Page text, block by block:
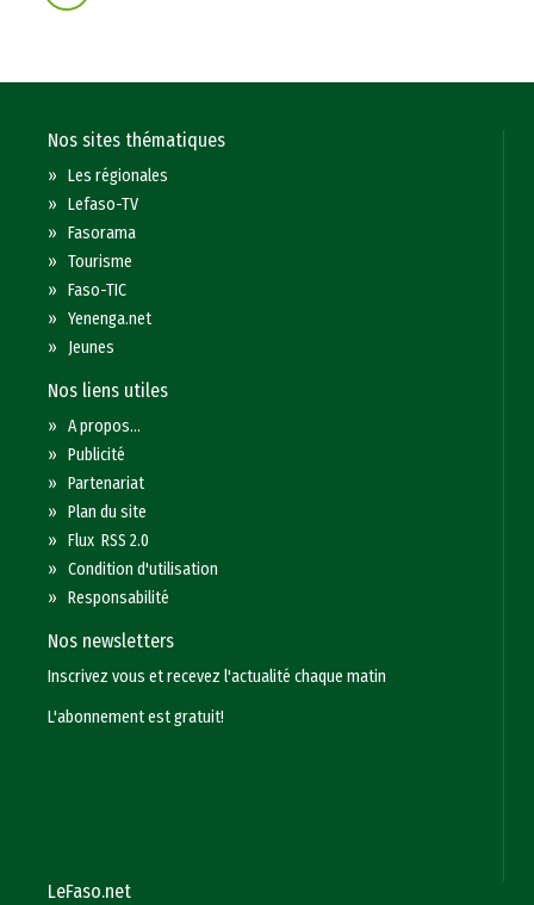
Nos sites thématiques
»Les régionales
»Lefaso-TV
»Fasorama
»Tourisme
»Faso-TIC
»Yenenga.net
» Jeunes
Nos liens utiles
»A propos...
»Publicité
»Partenariat
»Plan du site
»Flux RSS 2.0
»Condition d'utilisation
»Responsabilité
Nos newsletters
Inscrivez vous et recevez l'actualité chaque matin
L'abonnement est gratuit!
LeFaso.net